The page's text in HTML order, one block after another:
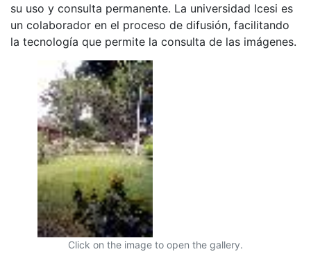
su uso y consulta permanente. La universidad Icesi es
un colaborador en el proceso de difusión, facilitando
la tecnología que permite la consulta de las imágenes.
Click on the image to open the gallery.